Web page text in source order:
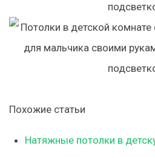
Похожие статьи
Натяжные потолки в